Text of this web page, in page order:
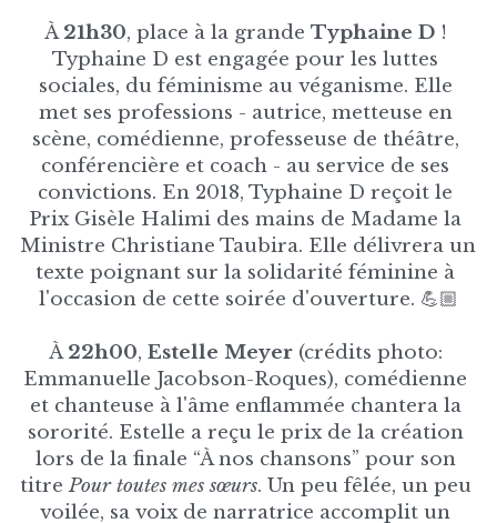
À 21h30, place à la grande Typhaine D !
Typhaine D est engagée pour les luttes
sociales, du féminisme au véganisme. Elle
met ses professions - autrice, metteuse en
scène, comédienne, professeuse de théâtre,
conférencière et coach - au service de ses
convictions. En 2018, Typhaine D reçoit le
Prix Gisèle Halimi des mains de Madame la
Ministre Christiane Taubira. Elle délivrera un
texte poignant sur la solidarité féminine à
l'occasion de cette soirée d'ouverture. 💪🏼
À 22h00, Estelle Meyer (crédits photo:
Emmanuelle Jacobson-Roques), comédienne
et chanteuse à l'âme enflammée chantera la
sororité. Estelle a reçu le prix de la création
lors de la finale “À nos chansons” pour son
titre Pour toutes mes sœurs. Un peu fêlée, un peu
voilée, sa voix de narratrice accomplit un